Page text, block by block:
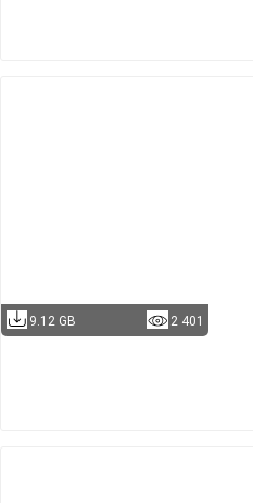
9.12 GB 2 401